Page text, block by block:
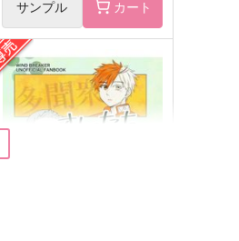
ナナミンのグルメ日記
マイナースケール
1,572
サンプル カート